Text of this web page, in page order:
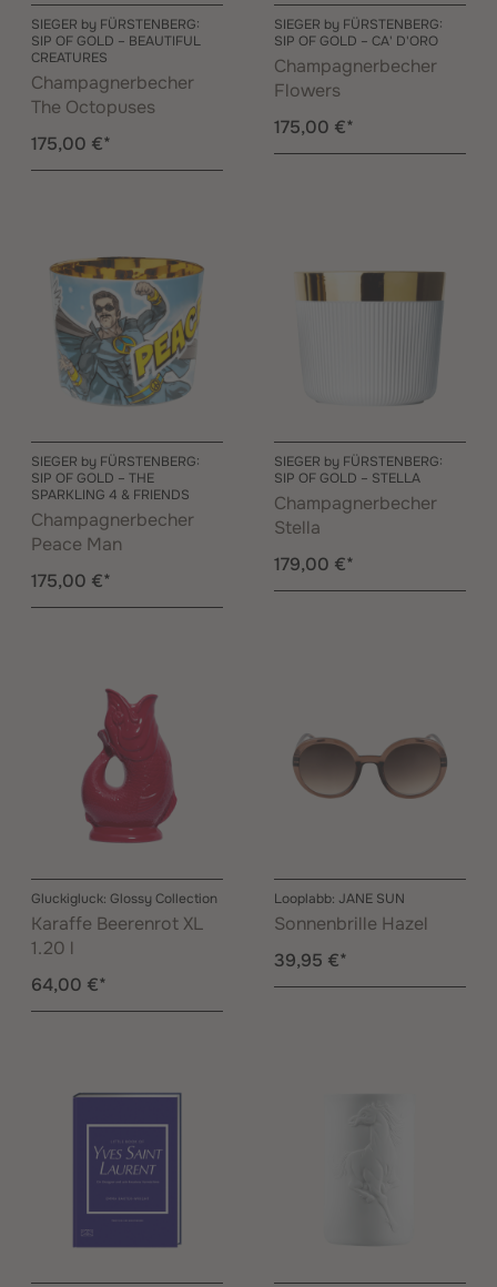
SIEGER by FÜRSTENBERG:
SIP OF GOLD – BEAUTIFUL
CREATURES
Champagnerbecher
The Octopuses
175,00 €*
SIEGER by FÜRSTENBERG:
SIP OF GOLD – CA' D'ORO
Champagnerbecher
Flowers
175,00 €*
SIEGER by FÜRSTENBERG:
SIP OF GOLD – THE
SPARKLING 4 & FRIENDS
Champagnerbecher
Peace Man
175,00 €*
SIEGER by FÜRSTENBERG:
SIP OF GOLD – STELLA
Champagnerbecher
Stella
179,00 €*
Gluckigluck: Glossy Collection
Karaffe Beerenrot XL
1.20 l
64,00 €*
Looplabb: JANE SUN
Sonnenbrille Hazel
39,95 €*